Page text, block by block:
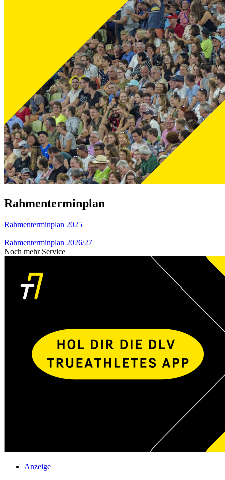
Rahmenterminplan
Rahmenterminplan 2025
Rahmenterminplan 2026/27
Noch mehr Service
Anzeige